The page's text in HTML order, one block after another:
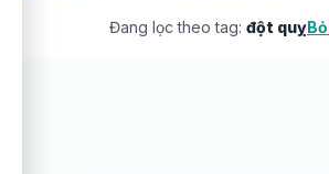
Đang lọc theo tag: đột quỵ